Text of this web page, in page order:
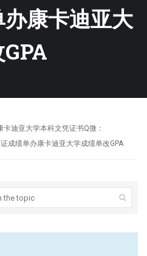
康卡迪亚大
迪亚大学本科文凭证书Q微：
成绩单办康卡迪亚大学成绩单改GPA